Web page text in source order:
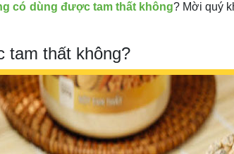
có dùng được tam thất không? Mời quý
tam thất không?